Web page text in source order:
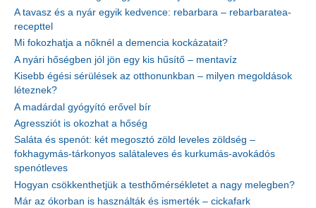
A tavasz és a nyár egyik kedvence: rebarbara – rebarbaratea-
recepttel
Mi fokozhatja a nőknél a demencia kockázatait?
A nyári hőségben jól jön egy kis hűsítő – mentavíz
Kisebb égési sérülések az otthonunkban – milyen megoldások
léteznek?
A madárdal gyógyító erővel bír
Agressziót is okozhat a hőség
Saláta és spenót: két megosztó zöld leveles zöldség –
fokhagymás-tárkonyos salátaleves és kurkumás-avokádós
spenótleves
Hogyan csökkenthetjük a testhőmérsékletet a nagy melegben?
Már az ókorban is használták és ismerték – cickafark